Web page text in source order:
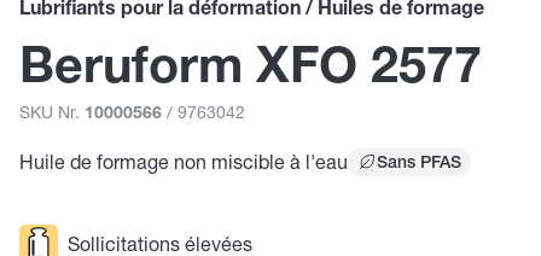
Lubrifiants pour la déformation / Huiles de formage
Beruform XFO 2577
SKU Nr. 10000566 / 9763042
Huile de formage non miscible à l'eau Sans PFAS
Sollicitations élevées